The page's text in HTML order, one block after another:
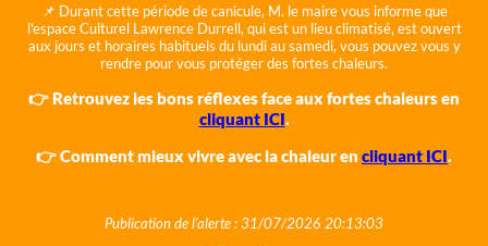
📌 Durant cette période de canicule, M. le maire vous informe que
l'espace Culturel Lawrence Durrell, qui est un lieu climatisé, est ouvert
aux jours et horaires habituels du lundi au samedi, vous pouvez vous y
rendre pour vous protéger des fortes chaleurs.
👉 Retrouvez les bons réflexes face aux fortes chaleurs en
cliquant ICI.
👉 Comment mieux vivre avec la chaleur en cliquant ICI.
Publication de l'alerte : 31/07/2026 20:13:03